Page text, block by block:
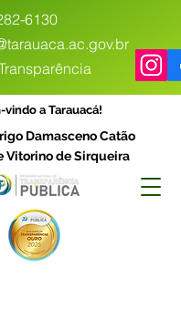
6130
vindo a Tarauacá!
Damasceno Catão
Vitorino de Sirqueira